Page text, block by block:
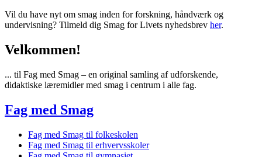
Vil du have nyt om smag inden for forskning, håndværk og
undervisning? Tilmeld dig Smag for Livets nyhedsbrev her.
Velkommen!
... til Fag med Smag – en original samling af udforskende,
didaktiske læremidler med smag i centrum i alle fag.
Fag med Smag
Fag med Smag til folkeskolen
Fag med Smag til erhvervsskoler